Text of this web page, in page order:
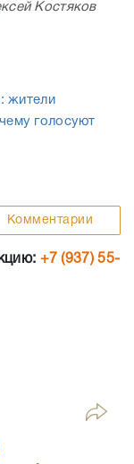
Костяков
жители
голосуют
Комментарии
+7 (937) 55-